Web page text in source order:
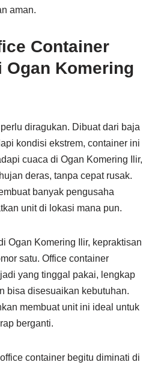
aman.
Container
Ogan Komering
diragukan. Dibuat dari baja
kondisi ekstrem, container ini
cuaca di Ogan Komering Ilir,
deras, tanpa cepat rusak.
banyak pengusaha
unit di lokasi mana pun.
Ogan Komering Ilir, kepraktisan
satu. Office container
yang tinggal pakai, lengkap
bisa disesuaikan kebutuhan.
membuat unit ini ideal untuk
berganti.
container begitu diminati di